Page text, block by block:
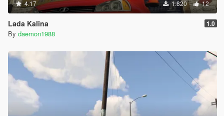
4.17 1.820 12
Lada Kalina 1.0
By daemon1988